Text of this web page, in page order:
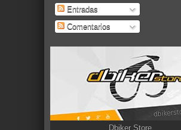
Entradas
Comentarios
Dbiker Store